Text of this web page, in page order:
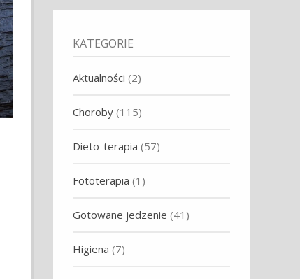
KATEGORIE
Aktualności (2)
Choroby (115)
Dieto-terapia (57)
Fototerapia (1)
Gotowane jedzenie (41)
Higiena (7)